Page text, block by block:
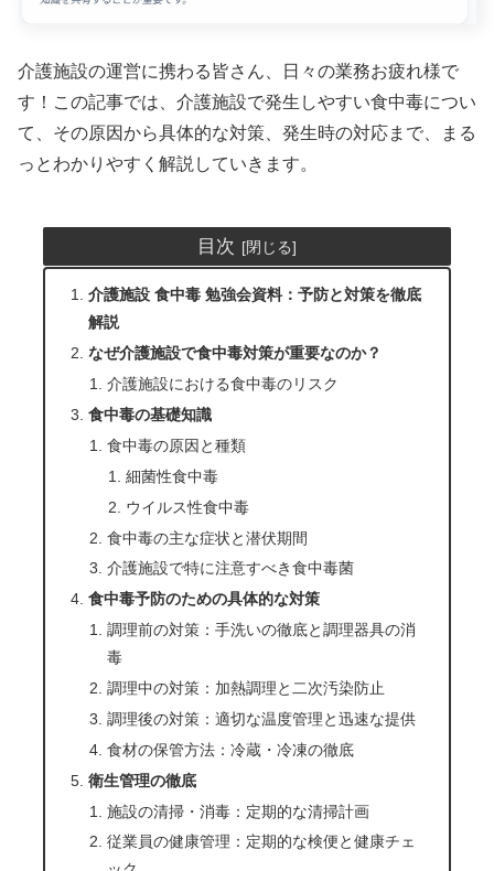
介護施設の運営に携わる皆さん、日々の業務お疲れ様で
す！この記事では、介護施設で発生しやすい食中毒につい
て、その原因から具体的な対策、発生時の対応まで、まる
っとわかりやすく解説していきます。
目次
介護施設 食中毒 勉強会資料：予防と対策を徹底
解説
なぜ介護施設で食中毒対策が重要なのか？
介護施設における食中毒のリスク
食中毒の基礎知識
食中毒の原因と種類
細菌性食中毒
ウイルス性食中毒
食中毒の主な症状と潜伏期間
介護施設で特に注意すべき食中毒菌
食中毒予防のための具体的な対策
調理前の対策：手洗いの徹底と調理器具の消
毒
調理中の対策：加熱調理と二次汚染防止
調理後の対策：適切な温度管理と迅速な提供
食材の保管方法：冷蔵・冷凍の徹底
衛生管理の徹底
施設の清掃・消毒：定期的な清掃計画
従業員の健康管理：定期的な検便と健康チェ